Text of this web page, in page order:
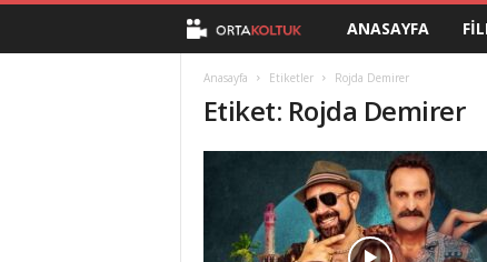
t
a
K
ANASAYFA
Anasayfa Etiketler Rojda Demirer
Etiket: Rojda Demirer